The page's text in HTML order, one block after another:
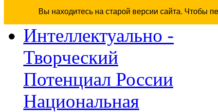
Вы находитесь на старой версии сайта. Чтобы
Интеллектуально -
Творческий
Потенциал России
Национальная